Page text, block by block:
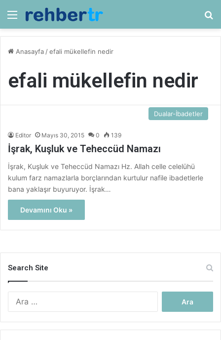
Menü
Anasayfa /efali mükellefin nedir
efali mükellefin nedir
Dualar-İbadetler
Editor Mayıs 30, 2015 0 139
İşrak, Kuşluk ve Teheccüd Namazı
İşrak, Kuşluk ve Teheccüd Namazı Hz. Allah celle celelühü
kulum farz namazlarla borçlarından kurtulur nafile ibadetlerle
bana yaklaşır buyuruyor. İşrak…
Devamını Oku »
Search Site